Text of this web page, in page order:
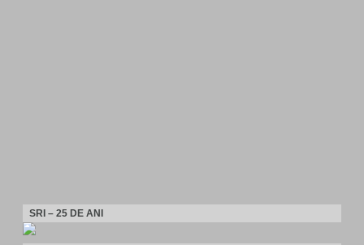
SRI – 25 DE ANI